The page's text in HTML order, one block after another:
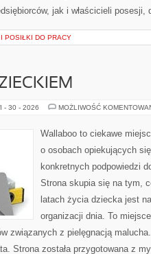
jak i właścicieli
POSIŁKI DO PRACY
- 30 - 2026 MOŻLIWOŚĆ
Wallaboo to ciekawe
o osobach opiekujących
konkretnych podpowiedzi
Strona skupia się na tym,
latach życia dziecka jest
organizacji dnia. To
związanych z pielęgnacją
Strona została przygotowana z